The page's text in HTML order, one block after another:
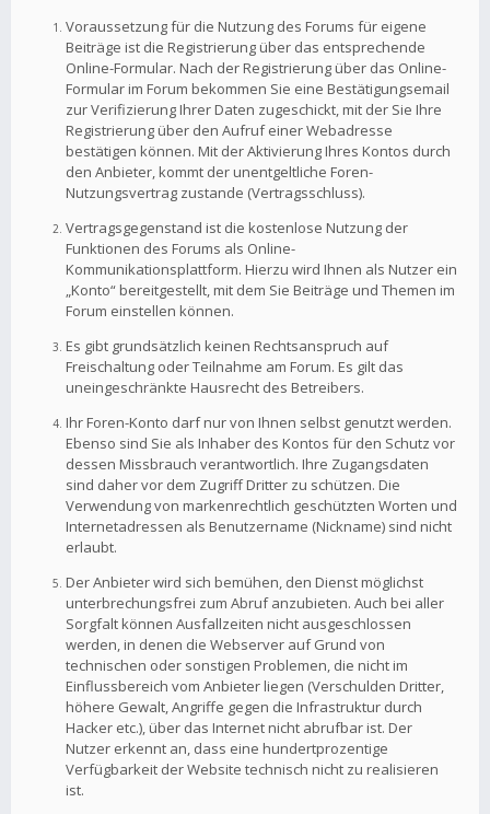
Voraussetzung für die Nutzung des Forums für eigene
Beiträge ist die Registrierung über das entsprechende
Online-Formular. Nach der Registrierung über das Online-
Formular im Forum bekommen Sie eine Bestätigungsemail
zur Verifizierung Ihrer Daten zugeschickt, mit der Sie Ihre
Registrierung über den Aufruf einer Webadresse
bestätigen können. Mit der Aktivierung Ihres Kontos durch
den Anbieter, kommt der unentgeltliche Foren-
Nutzungsvertrag zustande (Vertragsschluss).
Vertragsgegenstand ist die kostenlose Nutzung der
Funktionen des Forums als Online-
Kommunikationsplattform. Hierzu wird Ihnen als Nutzer ein
„Konto“ bereitgestellt, mit dem Sie Beiträge und Themen im
Forum einstellen können.
Es gibt grundsätzlich keinen Rechtsanspruch auf
Freischaltung oder Teilnahme am Forum. Es gilt das
uneingeschränkte Hausrecht des Betreibers.
Ihr Foren-Konto darf nur von Ihnen selbst genutzt werden.
Ebenso sind Sie als Inhaber des Kontos für den Schutz vor
dessen Missbrauch verantwortlich. Ihre Zugangsdaten
sind daher vor dem Zugriff Dritter zu schützen. Die
Verwendung von markenrechtlich geschützten Worten und
Internetadressen als Benutzername (Nickname) sind nicht
erlaubt.
Der Anbieter wird sich bemühen, den Dienst möglichst
unterbrechungsfrei zum Abruf anzubieten. Auch bei aller
Sorgfalt können Ausfallzeiten nicht ausgeschlossen
werden, in denen die Webserver auf Grund von
technischen oder sonstigen Problemen, die nicht im
Einflussbereich vom Anbieter liegen (Verschulden Dritter,
höhere Gewalt, Angriffe gegen die Infrastruktur durch
Hacker etc.), über das Internet nicht abrufbar ist. Der
Nutzer erkennt an, dass eine hundertprozentige
Verfügbarkeit der Website technisch nicht zu realisieren
ist.